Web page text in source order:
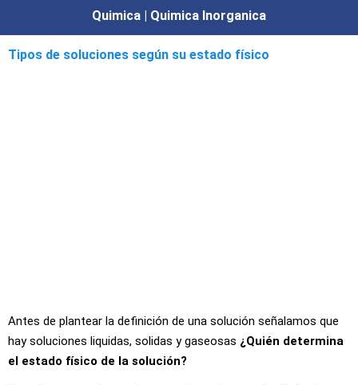
Quimica | Quimica Inorganica
Tipos de soluciones según su estado físico
Antes de plantear la definición de una solución señalamos que
hay soluciones liquidas, solidas y gaseosas ¿Quién determina
el estado físico de la solución?